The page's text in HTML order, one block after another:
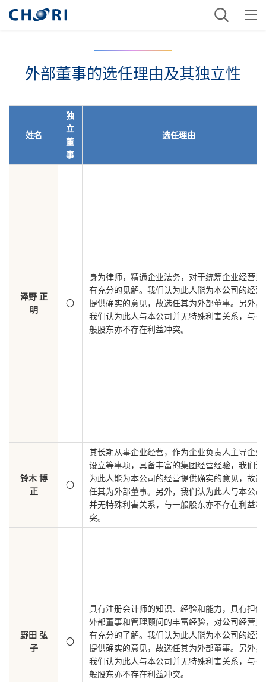
外部董事的选任理由及其独立性
姓名
独
立
董
事
选任理由
泽野 正
明
〇
身为律师，精通企业法务，对于统筹企业经营具
有充分的见解。我们认为此人能为本公司的经营
提供确实的意见，故选任其为外部董事。另外，
我们认为此人与本公司并无特殊利害关系，与一
般股东亦不存在利益冲突。
铃木 博
正
〇
其长期从事企业经营，作为企业负责人主导企业
设立等事项，具备丰富的集团经营经验，我们认
为此人能为本公司的经营提供确实的意见，故选
任其为外部董事。另外，我们认为此人与本公司
并无特殊利害关系，与一般股东亦不存在利益冲
突。
野田 弘
子
〇
具有注册会计师的知识、经验和能力，具有担任
外部董事和管理顾问的丰富经验，对公司经营具
有充分的了解。我们认为此人能为本公司的经营
提供确实的意见，故选任其为外部董事。另外，
我们认为此人与本公司并无特殊利害关系，与一
般股东亦不存在利益冲突。